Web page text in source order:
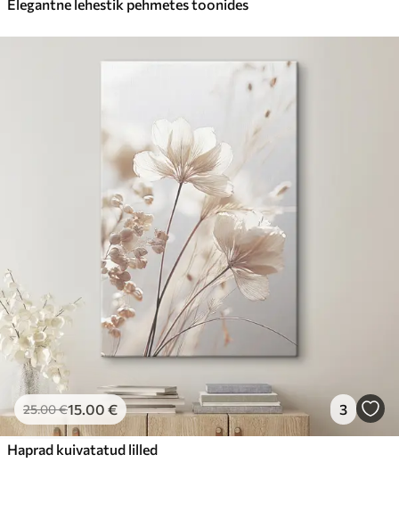
Elegantne lehestik pehmetes toonides
25.00€15.00 € 3
Haprad kuivatatud lilled